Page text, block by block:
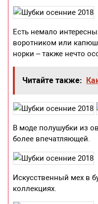
Есть немало
воротником или
норки – также нечто
Читайте также:
В моде полушубки из
более впечатляющей.
Искусственный мех в
коллекциях.